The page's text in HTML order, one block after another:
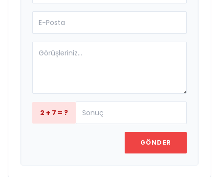
2 + 7 = ?
GÖNDER